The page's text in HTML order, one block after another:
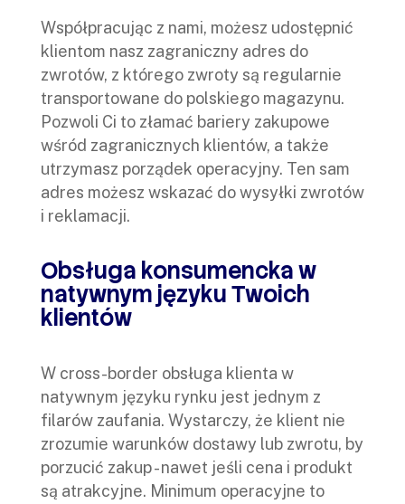
Współpracując z nami, możesz udostępnić
klientom nasz zagraniczny adres do
zwrotów, z którego zwroty są regularnie
transportowane do polskiego magazynu.
Pozwoli Ci to złamać bariery zakupowe
wśród zagranicznych klientów, a także
utrzymasz porządek operacyjny. Ten sam
adres możesz wskazać do wysyłki zwrotów
i reklamacji.
Obsługa konsumencka w
natywnym języku Twoich
klientów
W cross-border obsługa klienta w
natywnym języku rynku jest jednym z
filarów zaufania. Wystarczy, że klient nie
zrozumie warunków dostawy lub zwrotu, by
porzucić zakup - nawet jeśli cena i produkt
są atrakcyjne. Minimum operacyjne to